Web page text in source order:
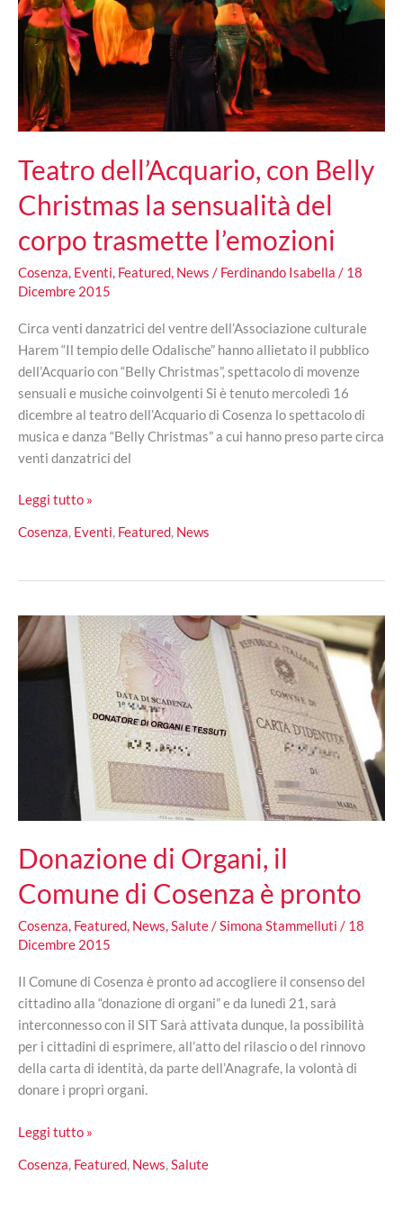
Teatro dell’Acquario, con Belly
Christmas la sensualità del
corpo trasmette l’emozioni
Cosenza, Eventi, Featured, News / Ferdinando Isabella / 18
Dicembre 2015
Circa venti danzatrici del ventre dell’Associazione culturale
Harem “Il tempio delle Odalische” hanno allietato il pubblico
dell’Acquario con “Belly Christmas”, spettacolo di movenze
sensuali e musiche coinvolgenti Si è tenuto mercoledì 16
dicembre al teatro dell’Acquario di Cosenza lo spettacolo di
musica e danza “Belly Christmas” a cui hanno preso parte circa
venti danzatrici del
Teatro
con
Christmas
sensualità
del
corpo
trasmette
l’emozioni
Leggi tutto »
Cosenza, Eventi, Featured, News
Donazione di Organi, il
Comune di Cosenza è pronto
Cosenza, Featured, News,Salute/Simona Stammelluti / 18
Dicembre 2015
Il Comune di Cosenza è pronto ad accogliere il consenso del
cittadino alla “donazione di organi” e da lunedì 21, sarà
interconnesso con il SIT Sarà attivata dunque, la possibilità
per i cittadini di esprimere, all’atto del rilascio o del rinnovo
della carta di identità, da parte dell’Anagrafe, la volontà di
donare i propri organi.
Donazione
Organi,
Leggi tutto »
Cosenza, Featured, News,Salute